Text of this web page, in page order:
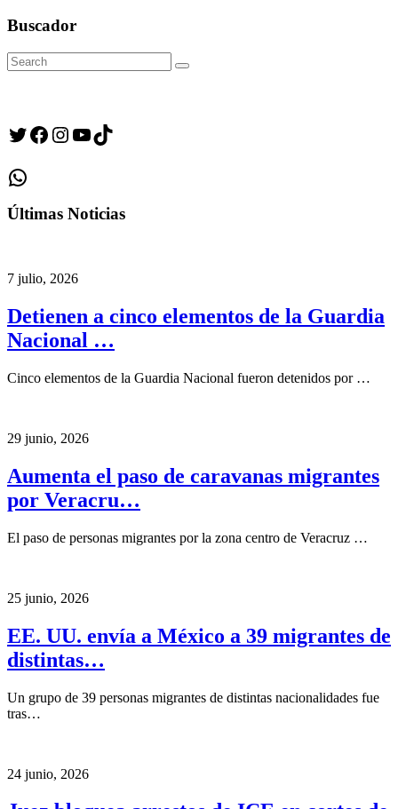
Buscador
Search
for:
Search
Twitter
Facebook
Instagram
YouTube
TikTok
WhatsApp
Últimas Noticias
7 julio, 2026
Detienen a cinco elementos de la Guardia
Nacional …
Cinco elementos de la Guardia Nacional fueron detenidos por …
29 junio, 2026
Aumenta el paso de caravanas migrantes
por Veracru…
El paso de personas migrantes por la zona centro de Veracruz …
25 junio, 2026
EE. UU. envía a México a 39 migrantes de
distintas…
Un grupo de 39 personas migrantes de distintas nacionalidades fue
tras…
24 junio, 2026